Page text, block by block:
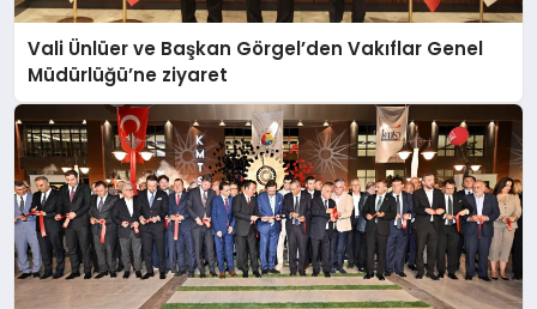
Vali Ünlüer ve Başkan Görgel’den Vakıflar Genel
Müdürlüğü’ne ziyaret